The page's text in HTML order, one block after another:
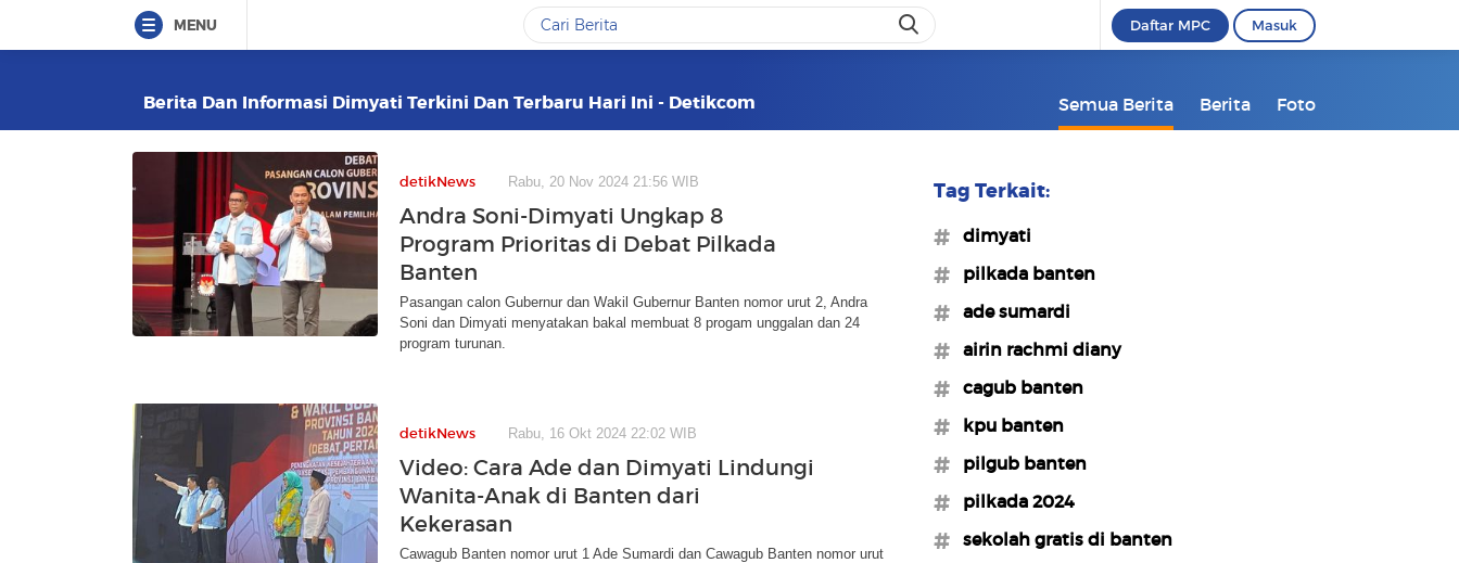
MENU Daftar MPC Masuk
Berita Dan Informasi Dimyati Terkini Dan Terbaru Hari Ini - Detikcom Semua Berita Berita Foto
detikNews Rabu, 20 Nov 2024 21:56 WIB
Andra Soni-Dimyati Ungkap 8
Program Prioritas di Debat Pilkada
Banten
Pasangan calon Gubernur dan Wakil Gubernur Banten nomor urut 2, Andra
Soni dan Dimyati menyatakan bakal membuat 8 progam unggalan dan 24
program turunan.
detikNews Rabu, 16 Okt 2024 22:02 WIB
Video: Cara Ade dan Dimyati Lindungi
Wanita-Anak di Banten dari
Kekerasan
Cawagub Banten nomor urut 1 Ade Sumardi dan Cawagub Banten nomor urut
Tag Terkait:
#dimyati
#pilkada banten
#ade sumardi
#airin rachmi diany
#cagub banten
#kpu banten
#pilgub banten
#pilkada 2024
#sekolah gratis di banten